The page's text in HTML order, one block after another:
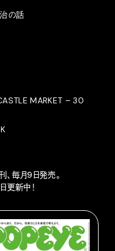
の話
MARKET – 30
毎月9日発売。
更新中！